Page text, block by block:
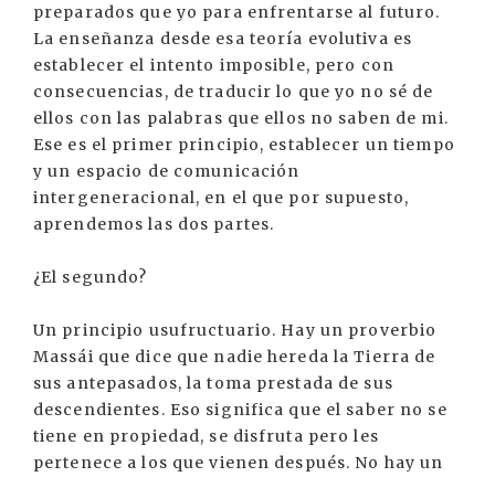
preparados que yo para enfrentarse al futuro.
La enseñanza desde esa teoría evolutiva es
establecer el intento imposible, pero con
consecuencias, de traducir lo que yo no sé de
ellos con las palabras que ellos no saben de mi.
Ese es el primer principio, establecer un tiempo
y un espacio de comunicación
intergeneracional, en el que por supuesto,
aprendemos las dos partes.
¿El segundo?
Un principio usufructuario. Hay un proverbio
Massái que dice que nadie hereda la Tierra de
sus antepasados, la toma prestada de sus
descendientes. Eso significa que el saber no se
tiene en propiedad, se disfruta pero les
pertenece a los que vienen después. No hay un